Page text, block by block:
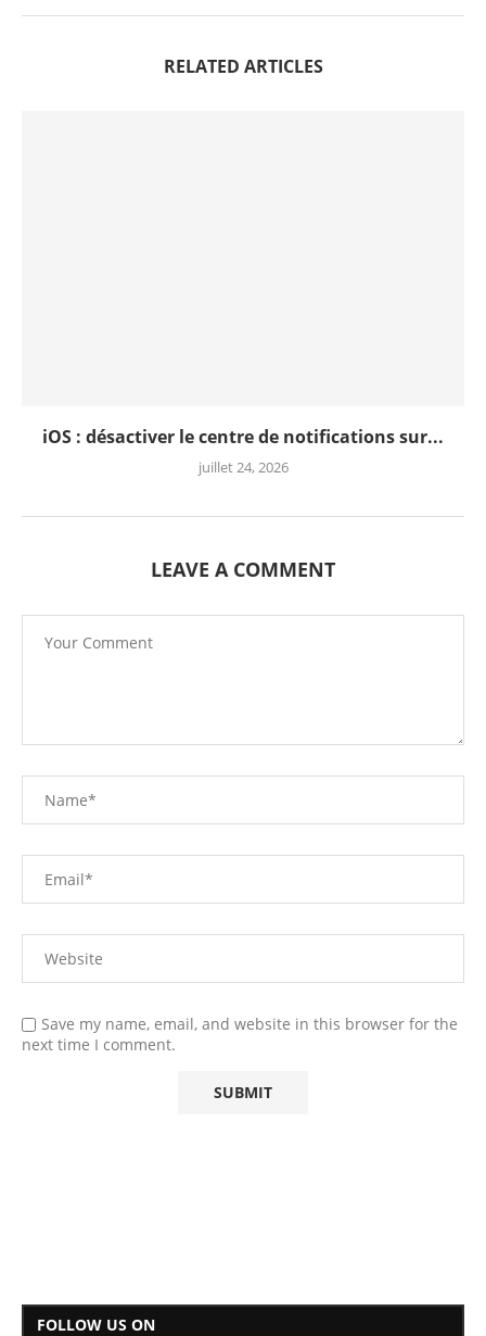
RELATED ARTICLES
iOS : désactiver le centre de notifications sur...
juillet 24, 2026
LEAVE A COMMENT
Save my name, email, and website in this browser for the
next time I comment.
FOLLOW US ON